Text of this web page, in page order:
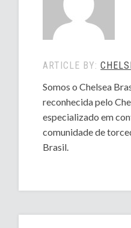
ARTICLE BY:
Somos o Chelsea
reconhecida pelo
especializado em
comunidade de
Brasil.